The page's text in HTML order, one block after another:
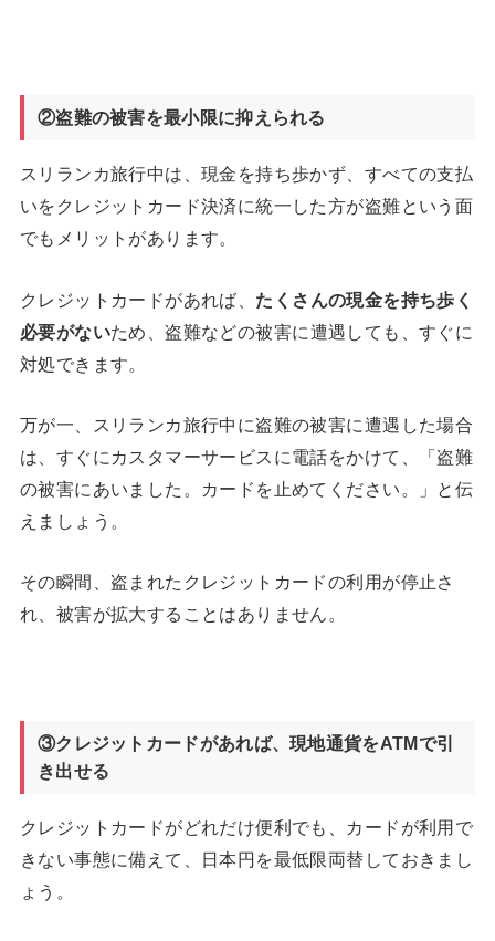
②盗難の被害を最小限に抑えられる
スリランカ旅行中は、現金を持ち歩かず、すべての支払
いをクレジットカード決済に統一した方が盗難という面
でもメリットがあります。
クレジットカードがあれば、 たくさんの現金を持ち歩く
必要がないため、盗難などの被害に遭遇しても、すぐに
対処できます。
万が一、スリランカ旅行中に盗難の被害に遭遇した場合
は、すぐにカスタマーサービスに電話をかけて、「盗難
の被害にあいました。カードを止めてください。」と伝
えましょう。
その瞬間、盗まれたクレジットカードの利用が停止さ
れ、被害が拡大することはありません。
③クレジットカードがあれば、現地通貨をATMで引
き出せる
クレジットカードがどれだけ便利でも、カードが利用で
きない事態に備えて、日本円を最低限両替しておきまし
ょう。